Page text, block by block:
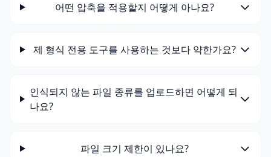
어떤 압축을 적용할지 어떻게 아나요?
제 형식 전용 도구를 사용하는 것보다 약한가요?
인식되지 않는 파일 종류를 업로드하면 어떻게 되
나요?
파일 크기 제한이 있나요?